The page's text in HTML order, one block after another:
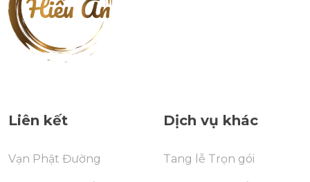
Liên kết
Vạn Phật Đường
Dịch vụ khác
Tang lễ Trọn gói